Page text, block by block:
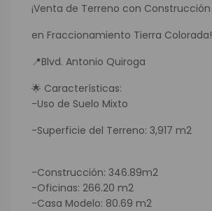
¡Venta de Terreno con Construcción
en Fraccionamiento Tierra Colorada!
📍Blvd. Antonio Quiroga
🌟 Características:
-Uso de Suelo Mixto
-Superficie del Terreno: 3,917 m2
-Construcción: 346.89m2
-Oficinas: 266.20 m2
-Casa Modelo: 80.69 m2